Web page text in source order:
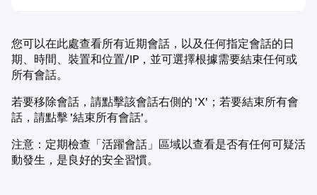
您可以在此處查看所有近期會話，以及任何指定會話的日
期、時間、裝置和位置/IP，並可選擇根據需要結束任何或
所有會話。
若要移除會話，請點擊該會話右側的 'X'；若要結束所有會
話，請點擊 '結束所有會話'。
注意：定期檢查「活躍會話」區域以查看是否有任何可疑活
動發生，是良好的安全習慣。